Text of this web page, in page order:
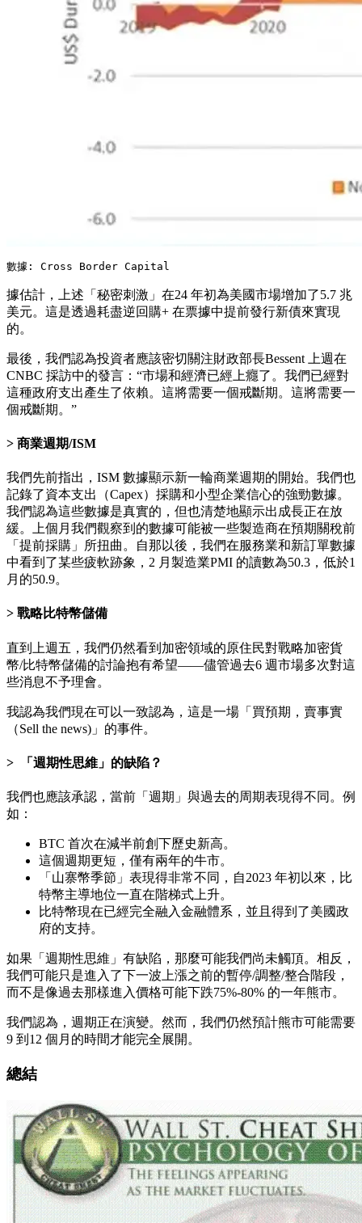
數據: Cross Border Capital
據估計，上述「秘密刺激」在24 年初為美國市場增加了5.7 兆
美元。這是透過耗盡逆回購+ 在票據中提前發行新債來實現
的。
最後，我們認為投資者應該密切關注財政部長Bessent 上週在
CNBC 採訪中的發言：“市場和經濟已經上癮了。我們已經對
這種政府支出產生了依賴。這將需要一個戒斷期。這將需要一
個戒斷期。”
商業週期/ISM
我們先前指出，ISM 數據顯示新一輪商業週期的開始。我們也
記錄了資本支出（Capex）採購和小型企業信心的強勁數據。
我們認為這些數據是真實的，但也清楚地顯示出成長正在放
緩。上個月我們觀察到的數據可能被一些製造商在預期關稅前
「提前採購」所扭曲。自那以後，我們在服務業和新訂單數據
中看到了某些疲軟跡象，2 月製造業PMI 的讀數為50.3，低於1
月的50.9。
戰略比特幣儲備
直到上週五，我們仍然看到加密領域的原住民對戰略加密貨
幣/比特幣儲備的討論抱有希望——儘管過去6 週市場多次對這
些消息不予理會。
我認為我們現在可以一致認為，這是一場「買預期，賣事實
（Sell the news)」的事件。
「週期性思維」的缺陷？
我們也應該承認，當前「週期」與過去的周期表現得不同。例
如：
BTC 首次在減半前創下歷史新高。
這個週期更短，僅有兩年的牛市。
「山寨幣季節」表現得非常不同，自2023 年初以來，比
特幣主導地位一直在階梯式上升。
比特幣現在已經完全融入金融體系，並且得到了美國政
府的支持。
如果「週期性思維」有缺陷，那麼可能我們尚未觸頂。相反，
我們可能只是進入了下一波上漲之前的暫停/調整/整合階段，
而不是像過去那樣進入價格可能下跌75%-80% 的一年熊市。
我們認為，週期正在演變。然而，我們仍然預計熊市可能需要
9 到12 個月的時間才能完全展開。
總結